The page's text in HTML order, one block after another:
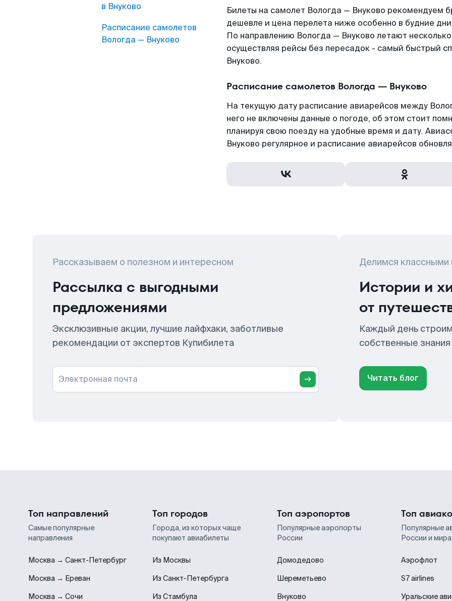
в Внуково
Расписание самолетов
Вологда — Внуково
Билеты на самолет Вологда — Внуково рекомендуем
дешевле и цена перелета ниже особенно в будние
По направлению Вологда — Внуково летают
осуществляя рейсы без пересадок - самый быстрый
Внуково.
Расписание самолетов Вологда — Внуково
На текущую дату расписание авиарейсов между
него не включены данные о погоде, об этом стоит
планируя свою поезду на удобные время и дату.
Внуково регулярное и расписание авиарейсов
Рассказываем о полезном и интересном
Рассылка с выгодными
предложениями
Эксклюзивные акции, лучшие лайфхаки, заботливые
рекомендации от экспертов Купибилета
Электронная почта
Делимся классными
Истории и
от
Каждый день
собственные
Читать блог
Топ направлений
Самые популярные
направления
Москва → Санкт-Петербург
Москва → Ереван
Москва → Сочи
Топ городов
Города, из которых чаще
покупают авиабилеты
Из Москвы
Из Санкт-Петербурга
Из Стамбула
Топ аэропортов
Популярные аэропорты
России
Домодедово
Шереметьево
Внуково
Топ
Популярные
России и мира
Аэрофлот
S7 airlines
Уральские